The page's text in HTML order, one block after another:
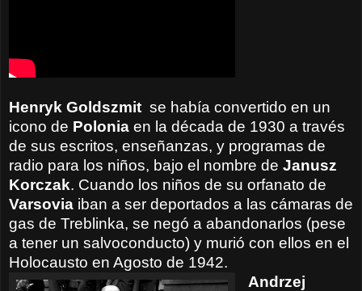
Henryk Goldszmit se había convertido en un
icono de Polonia en la década de 1930 a través
de sus escritos, enseñanzas, y programas de
radio para los niños, bajo el nombre de Janusz
Korczak. Cuando los niños de su orfanato de
Varsovia iban a ser deportados a las cámaras de
gas de Treblinka, se negó a abandonarlos (pese
a tener un salvoconducto) y murió con ellos en el
Holocausto en Agosto de 1942.
Andrzej